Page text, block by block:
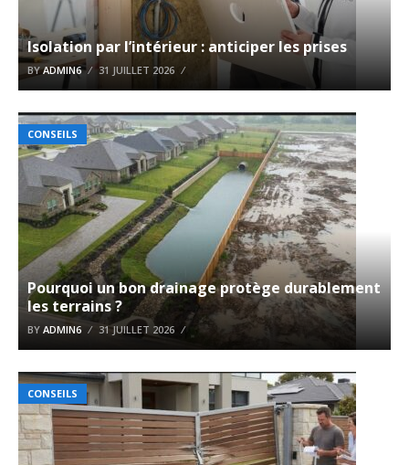
Isolation par l’intérieur : anticiper les prises
BYADMIN6 31 JUILLET 2026
CONSEILS
Pourquoi un bon drainage protège durablement
les terrains ?
BY ADMIN6 31 JUILLET 2026
CONSEILS